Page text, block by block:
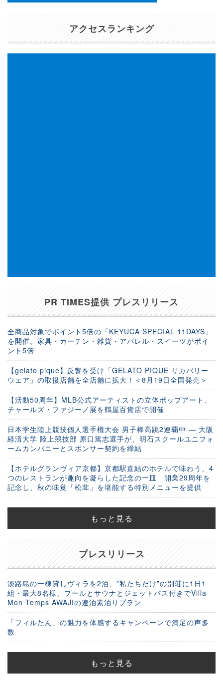
アクセスランキング
PR TIMES提供 プレスリリース
全商品対象でポイント5倍の「KEYUCA SPECIAL 11DAYS」
を開催。家具・カーテン・雑貨・アパレル・スイーツがポイ
ント5倍
【gelato pique】反響を受け「GELATO PIQUE リカバリー
ウェア」の取扱店舗を全店舗に拡大！＜8月19日全国発売＞
【活動50周年】MLB公式アーティストの立体ポップアート、
チャールズ・ファジーノ展を鶴屋百貨店で開催
日本学生陸上競技個人選手権大会 男子棒高跳2連覇中 ― 大阪
経済大学 陸上競技部 原口篤志選手が、明石スクールユニフォ
ームカンパニーとスポンサー契約を締結
【ホテルグランヴィア京都】京都駅直結のホテルで味わう、4
つのレストランが趣向を凝らした記念の一皿 開業29周年を
記念し、秋の味覚「松茸」を堪能する特別メニューを提供
もっと見る
プレスリリース
淡路島の一棟貸しヴィラを2泊、”私たちだけ”の別荘に1日1
組・最大8名様、プールとサウナとジェットバス付きでVilla
Mon Temps AWAJIの連泊素泊りプラン
「フィルたん」の魅力を体感するキャンペーンで満足の声多
数
もっと見る